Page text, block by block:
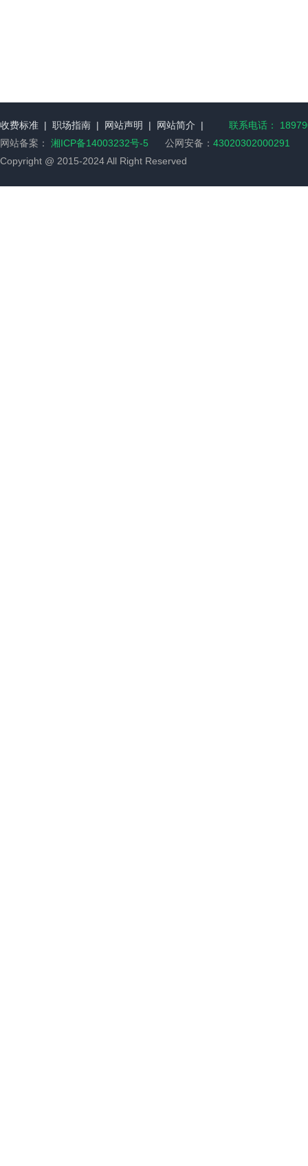
收费标准 | 职场指南 | 网站声明 | 网站简介 |
联系电话：
网站备案： 湘ICP备14003232号-5 公网安备： 43020302000291
Copyright @ 2015-2024 All Right Reserved